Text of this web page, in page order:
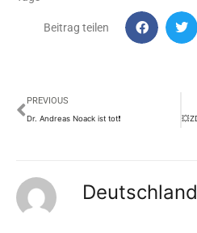
Beitrag teilen
Prev
PREVIOUS
Dr. Andreas Noack ist tot❗️
Deutschland